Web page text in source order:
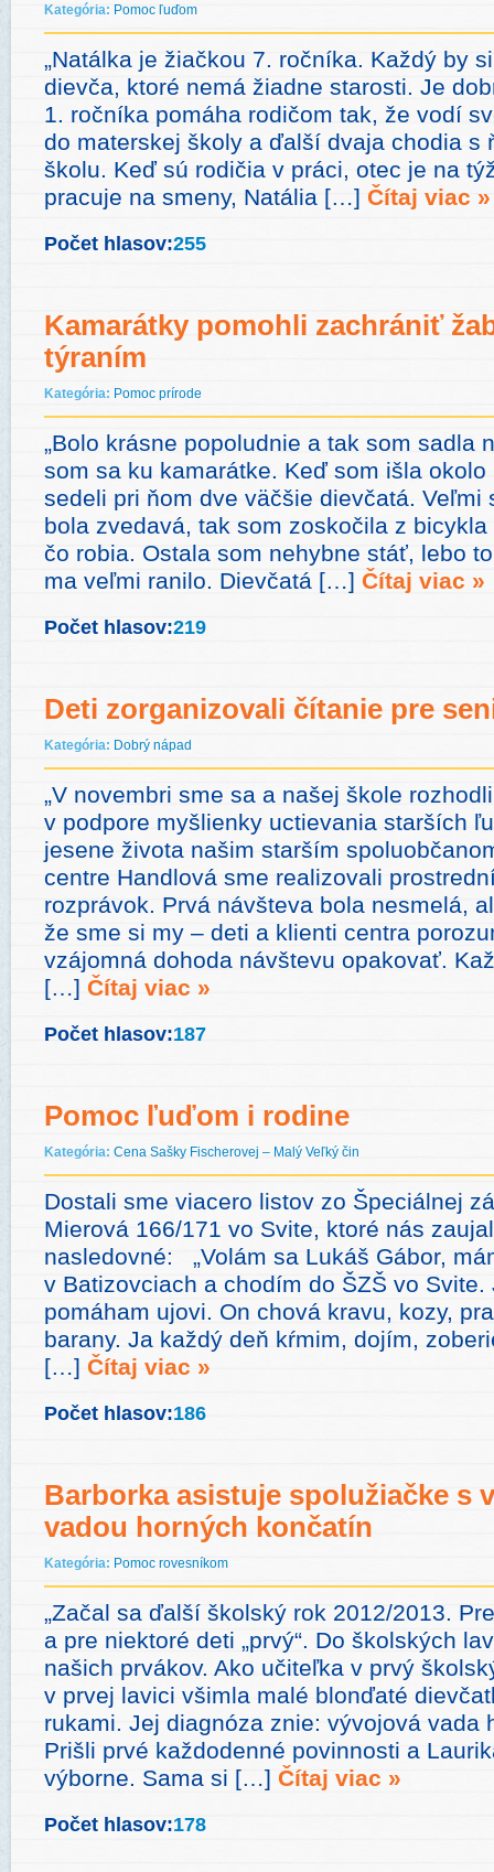
Kategória: Pomoc ľuďom
„Natálka je žiačkou 7. ročníka. Každý by
dievča, ktoré nemá žiadne starosti. Je
1. ročníka pomáha rodičom tak, že vodí
do materskej školy a ďalší dvaja chodia s
školu. Keď sú rodičia v práci, otec je na
pracuje na smeny, Natália […] Čítaj viac »
Počet hlasov:255
Kamarátky pomohli zachrániť
týraním
Kategória: Pomoc prírode
„Bolo krásne popoludnie a tak som sadla
som sa ku kamarátke. Keď som išla
sedeli pri ňom dve väčšie dievčatá. Veľmi
bola zvedavá, tak som zoskočila z
čo robia. Ostala som nehybne stáť, lebo
ma veľmi ranilo. Dievčatá […] Čítaj viac »
Počet hlasov:219
Deti zorganizovali čítanie pre
Kategória: Dobrý nápad
„V novembri sme sa a našej škole
v podpore myšlienky uctievania starších
jesene života našim starším
centre Handlová sme realizovali
rozprávok. Prvá návšteva bola nesmelá,
že sme si my – deti a klienti centra
vzájomná dohoda návštevu opakovať.
[…] Čítaj viac »
Počet hlasov:187
Pomoc ľuďom i rodine
Kategória: Cena Sašky Fischerovej – Malý Veľký čin
Dostali sme viacero listov zo Špeciálnej
Mierová 166/171 vo Svite, ktoré nás
nasledovné: „Volám sa Lukáš Gábor,
v Batizovciach a chodím do ŠZŠ vo Svite.
pomáham ujovi. On chová kravu, kozy,
barany. Ja každý deň kŕmim, dojím,
[…] Čítaj viac »
Počet hlasov:186
Barborka asistuje spolužiačke s
vadou horných končatín
Kategória: Pomoc rovesníkom
„Začal sa ďalší školský rok 2012/2013.
a pre niektoré deti „prvý“. Do školských
našich prvákov. Ako učiteľka v prvý
v prvej lavici všimla malé blonďaté
rukami. Jej diagnóza znie: vývojová vada
Prišli prvé každodenné povinnosti a
výborne. Sama si […] Čítaj viac »
Počet hlasov:178